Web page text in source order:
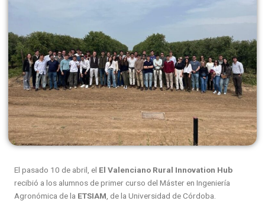
El pasado 10 de abril, el El Valenciano Rural Innovation Hub
recibió a los alumnos de primer curso del Máster en Ingeniería
Agronómica de la ETSIAM , de la Universidad de Córdoba.